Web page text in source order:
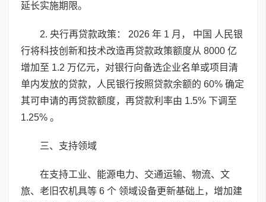
延长实施期限。
2. 央行再贷款政策： 2026 年 1 月， 中国 人民银
行将科技创新和技术改造再贷款政策额度从 8000 亿
增加至 1.2 万亿元，对银行向备选企业名单或项目清
单内发放的贷款，人民银行按照贷款余额的 60% 确定
其可申请的再贷款额度，再贷款利率由 1.5% 下调至
1.25% 。
三、支持领域
在支持工业、能源电力、交通运输、物流、文
旅、老旧农机具等 6 个 领域设备更新基础上，增加建